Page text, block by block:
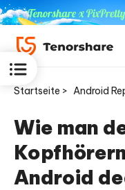
ReiBoot
for iOS
Startseite > Android
Wie man
Android